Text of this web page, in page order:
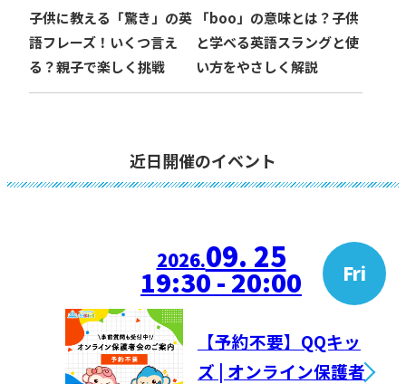
子供に教える「驚き」の英
語フレーズ！いくつ言え
る？親子で楽しく挑戦
「boo」の意味とは？子供
と学べる英語スラングと使
い方をやさしく解説
近日開催のイベント
2026.09. 25 Fri
19:30 - 20:00
【予約不要】QQキッ
ズ | オンライン保護者